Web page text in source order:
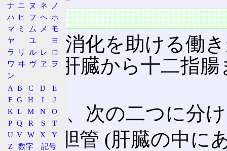
概要
胆汁 は消化を助ける働
これを肝臓から十二指
る。
大きく、次の二つに分
肝内胆管 (肝臓の中に
ナ ニ ヌ ネ
ノ
ハ ヒ フ ヘ ホ
マ ミ ム メ
モ
ヤ
ユ
ヨ
ラ
リ ル レ ロ
ワ ヰ ヴ ヱ
ヲ
ン
A B C D
E
F G H I
J
K L M N
O
P Q R S
T
U V W X
Y
Z
数字 記号